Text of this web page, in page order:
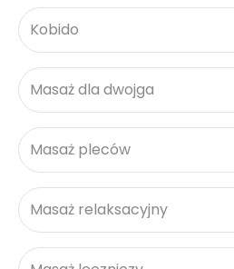
Kobido
Masaż dla dwojga
Masaż pleców
Masaż relaksacyjny